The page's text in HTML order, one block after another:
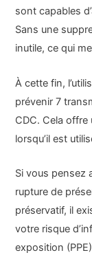
sont capables
Sans une
inutile, ce qui
À cette fin,
prévenir 7
CDC. Cela
lorsqu’il est
Si vous pensez
rupture de
préservatif, il
votre risque
exposition